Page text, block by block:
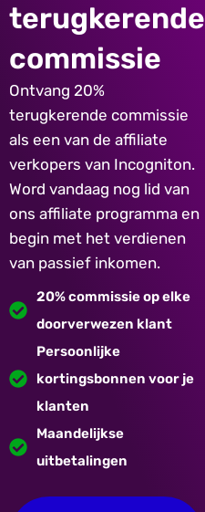
terugkerende
commissie
Ontvang 20%
terugkerende commissie
als een van de affiliate
verkopers van Incogniton.
Word vandaag nog lid van
ons affiliate programma en
begin met het verdienen
van passief inkomen.
20% commissie op elke
doorverwezen klant
Persoonlijke
kortingsbonnen voor je
klanten
Maandelijkse
uitbetalingen